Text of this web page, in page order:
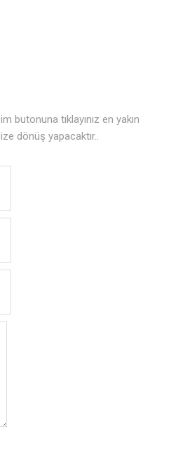
butonuna tıklayınız en yakın
dönüş yapacaktır..